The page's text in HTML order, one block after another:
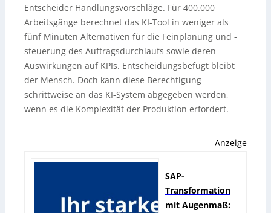
Entscheider Handlungsvorschläge. Für 400.000
Arbeitsgänge berechnet das KI-Tool in weniger als
fünf Minuten Alternativen für die Feinplanung und -
steuerung des Auftragsdurchlaufs sowie deren
Auswirkungen auf KPIs. Entscheidungsbefugt bleibt
der Mensch. Doch kann diese Berechtigung
schrittweise an das KI-System abgegeben werden,
wenn es die Komplexität der Produktion erfordert.
Anzeige
SAP-
Transformation
mit Augenmaß: